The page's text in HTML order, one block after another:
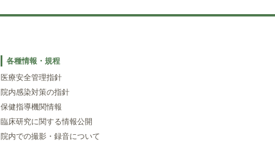
各種情報・規程
医療安全管理指針
院内感染対策の指針
保健指導機関情報
臨床研究に関する情報公開
院内での撮影・録音について